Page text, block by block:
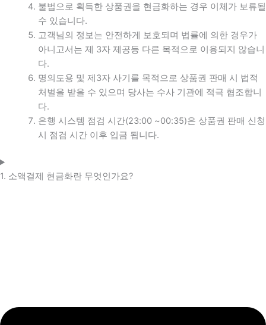
불법으로 획득한 상품권을 현금화하는 경우 이체가 보류될
수 있습니다.
고객님의 정보는 안전하게 보호되며 법률에 의한 경우가
아니고서는 제 3자 제공등 다른 목적으로 이용되지 않습니
다.
명의도용 및 제3자 사기를 목적으로 상품권 판매 시 법적
처벌을 받을 수 있으며 당사는 수사 기관에 적극 협조합니
다.
은행 시스템 점검 시간(23:00 ~00:35)은 상품권 판매 신청
시 점검 시간 이후 입금 됩니다.
1. 소액결제 현금화란 무엇인가요?